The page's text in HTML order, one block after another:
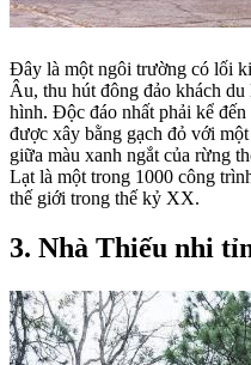
Đây là một ngôi trường có lối
Âu, thu hút đông đảo khách
hình. Độc đáo nhất phải kể
được xây bằng gạch đỏ với
giữa màu xanh ngắt của rừng
Lạt là một trong 1000 công
thế giới trong thế kỷ XX.
3. Nhà Thiếu nhi